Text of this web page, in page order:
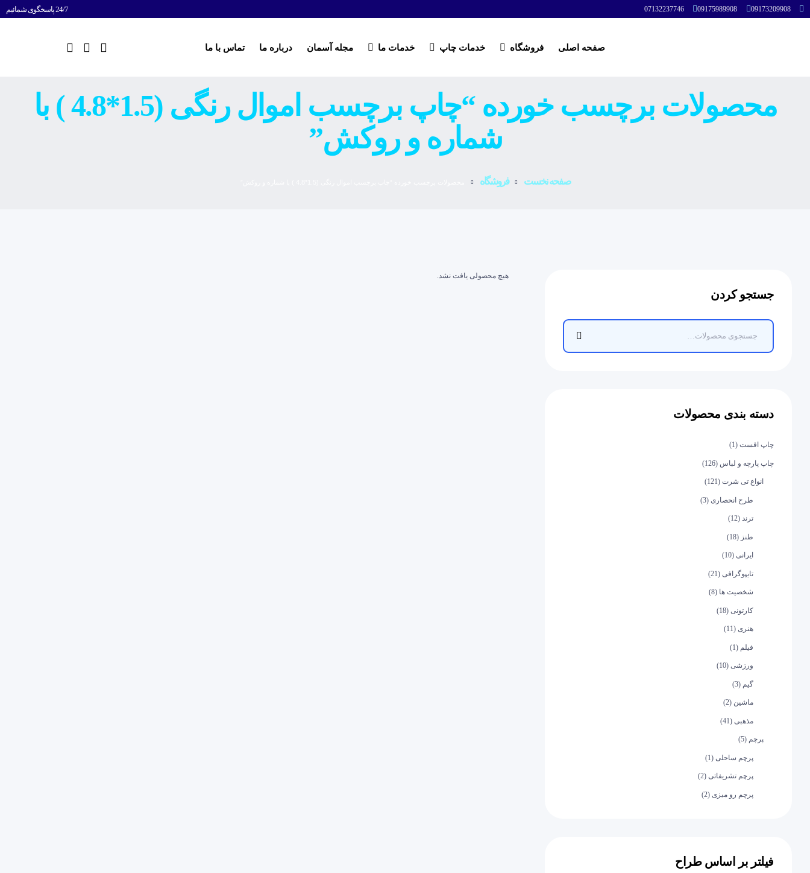
09173209908
09175989908
07132237746 24/7 پاسخگوی شمائیم
صفحه اصلی فروشگاه خدمات چاپ خدمات ما مجله آسمان درباره ما تماس با ما
محصولات برچسب خورده “چاپ برچسب اموال رنگی (1.5*4.8 ) با
شماره و روکش”
صفحه نخست فروشگاه
هیچ محصولی یافت نشد.
جستجو کردن
دسته بندی محصولات
چاپ افست (1)
چاپ پارچه و لباس (126)
انواع تی شرت (121)
طرح انحصاری (3)
ترند (12)
طنز (18)
ایرانی (10)
تایپوگرافی (21)
شخصیت ها (8)
کارتونی (18)
هنری (11)
فیلم (1)
ورزشی (10)
گیم (3)
ماشین (2)
مذهبی (41)
پرچم (5)
پرچم ساحلی (1)
پرچم تشریفاتی (2)
پرچم رو میزی (2)
فیلتر بر اساس طراح